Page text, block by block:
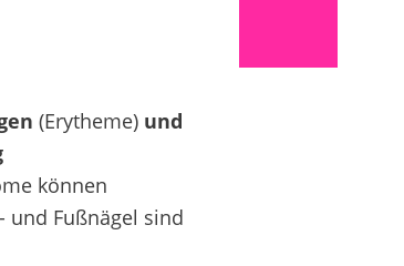
(Erytheme) und
können
und Fußnägel sind